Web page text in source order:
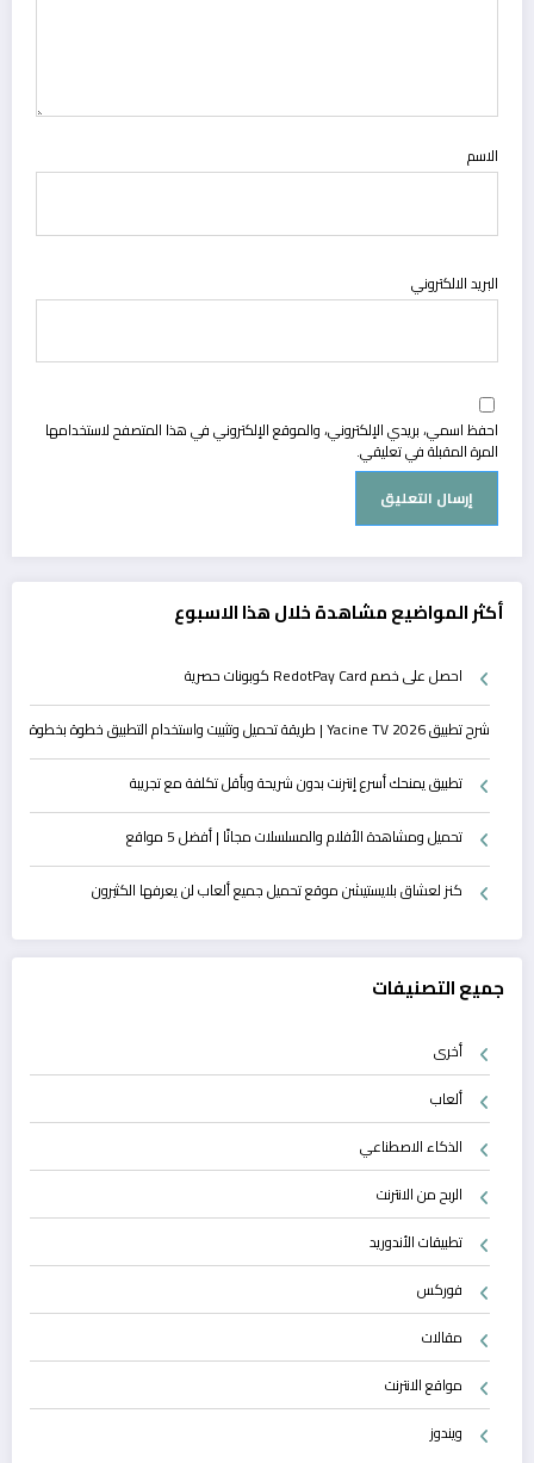
الاسم
البريد الالكتروني
احفظ اسمي، بريدي الإلكتروني، والموقع الإلكتروني في هذا المتصفح لاستخدامها
المرة المقبلة في تعليقي.
أكثر المواضيع مشاهدة خلال هذا الاسبوع
احصل على خصم RedotPay Card كوبونات حصرية
شرح تطبيق Yacine TV 2026 | طريقة تحميل وتثبيت واستخدام التطبيق خطوة بخطوة
تطبيق يمنحك أسرع إنترنت بدون شريحة وبأقل تكلفة مع تجريبة
تحميل ومشاهدة الأفلام والمسلسلات مجانًا | أفضل 5 مواقع
كنز لعشاق بلايستيشن موقع تحميل جميع ألعاب لن يعرفها الكثيرون
جميع التصنيفات
أخرى
ألعاب
الذكاء الاصطناعي
الربح من الانترنت
تطبيقات الأندوريد
فوركس
مقالات
مواقع الانترنت
ويندوز